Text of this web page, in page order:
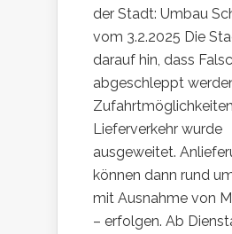
der Stadt: Umbau
vom 3.2.2025 Die
darauf hin, dass
abgeschleppt
Lieferverkehr wurde
ausgeweitet.
können dann rund
mit Ausnahme von
– erfolgen. Ab